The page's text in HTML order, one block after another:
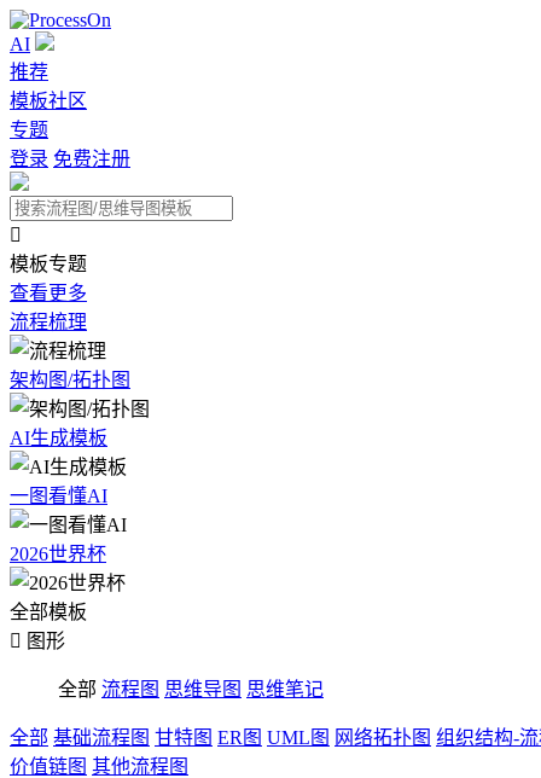
AI
推荐
模板社区
专题
登录 免费注册

模板专题
查看更多
流程梳理
架构图/拓扑图
AI生成模板
一图看懂AI
2026世界杯
全部模板
 图形
全部 流程图 思维导图 思维笔记
全部 基础流程图 甘特图 ER图 UML图 网络拓扑图 组织结构-
价值链图 其他流程图